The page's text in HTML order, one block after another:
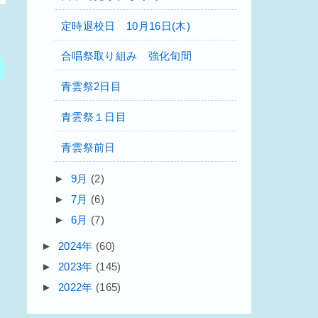
定時退校日 10月16日(木)
合唱祭取り組み 強化旬間
青雲祭2日目
青雲祭１日目
青雲祭前日
► 9月 (2)
► 7月 (6)
► 6月 (7)
► 2024年 (60)
► 2023年 (145)
► 2022年 (165)